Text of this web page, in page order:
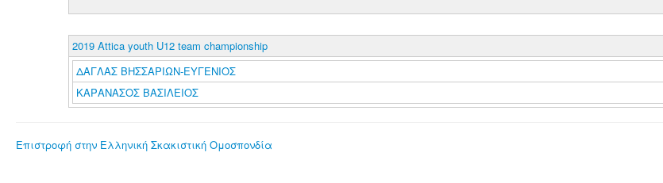
2019 Attica youth U12 team championship
ΔΑΓΛΑΣ ΒΗΣΣΑΡΙΩΝ-ΕΥΓΕΝΙΟΣ
ΚΑΡΑΝΑΣΟΣ ΒΑΣΙΛΕΙΟΣ
Επιστροφή στην Ελληνική Σκακιστική Ομοσπονδία